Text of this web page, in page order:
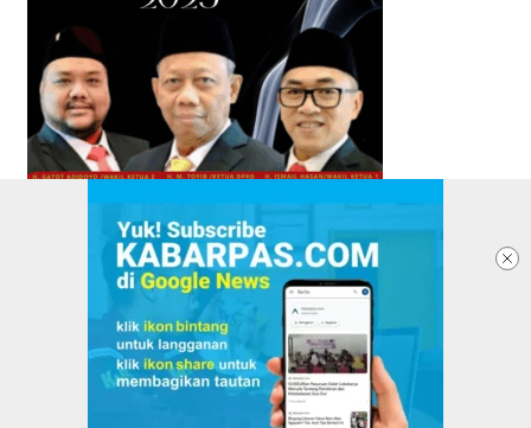
TENTANG KABARPAS REDAKSI
PASANG IKLAN
PEDOMAN MEDIA SIBER
KEBIJAKAN PRIVASI
DISCLAIMER
VERIFIKASI DEWAN PERS